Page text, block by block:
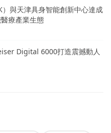
與天津具身智能創新中心達成
療產業生態
Digital 6000打造震撼動人